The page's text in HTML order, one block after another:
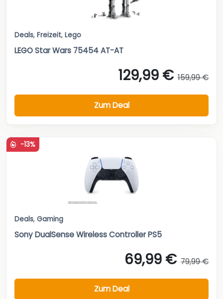
Deals, Freizeit, Lego
LEGO Star Wars 75454 AT-AT
129,99 € 159,99 €
Zum Deal
-13%
Deals, Gaming
Sony DualSense Wireless Controller PS5
69,99 € 79,99 €
Zum Deal